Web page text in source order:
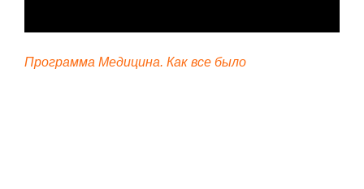
Программа Медицина. Как все было